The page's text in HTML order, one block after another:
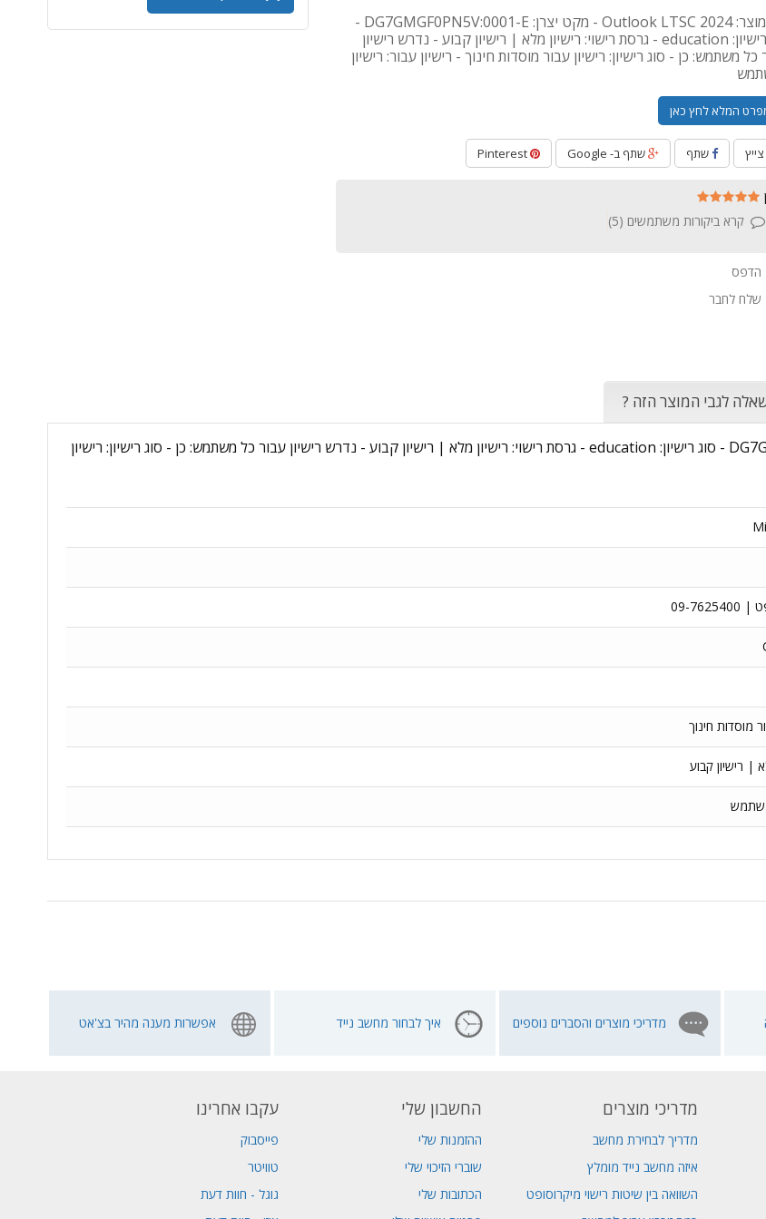
שם מוצר: Outlook LTSC 2024 - מקט יצרן: DG7GMGF0PN5V:0001-E -
סוג רישיון: education - גרסת רישוי: רישיון מלא | רישיון קבוע - נדרש רישיון
כל משתמש: כן - סוג רישיון: רישיון עבור מוסדות חינוך - רישיון עבור: רישיון
המלא לחץ כאן
צייץ שתף שתף ב- Google Pinterest
קרא ביקורות משתמשים (5
)
הדפס
שלח לחבר
לגבי המוצר הזה ?
שם מוצר: Outlook LTSC 2024 - מקט יצרן: DG7GMGF0PN5V:0001-E - סוג רישיון: education - גרסת רישוי: רישיון מלא | רישיון קבוע - נדרש רישיון עבור כל משתמש: כן - סוג רישיון: רישיון
מוסדות חינוך
| רישיון קבוע
מדריכי מוצרים והסברים נוספים איך לבחור מחשב נייד אפשרות מענה מהיר בצ'אט
מדריכי מוצרים
מדריך לבחירת מחשב
איזה מחשב נייד מומלץ
השוואה בין שיטות רישוי מיקרוסופט
החשבון שלי
ההזמנות שלי
שוברי הזיכוי שלי
הכתובות שלי
עקבו אחרינו
פייסבוק
טוויטר
גוגל - חוות דעת